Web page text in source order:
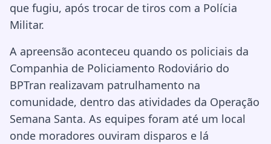
que fugiu, após trocar de tiros com a Polícia
Militar.
A apreensão aconteceu quando os policiais da
Companhia de Policiamento Rodoviário do
BPTran realizavam patrulhamento na
comunidade, dentro das atividades da Operação
Semana Santa. As equipes foram até um local
onde moradores ouviram disparos e lá